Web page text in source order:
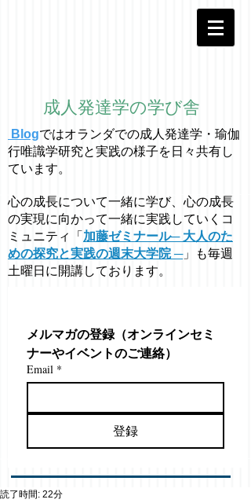
成人発達学の学び舎
Blogではオラ ンダでの成人発達学・ 瑜伽
行唯識学研究と実践の様子を日々共有し
ています。
心の成長について一緒に学び、心の成長
の実現に向かって一緒に実践していくコ
ミュニティ「 加藤ゼミナール─ 大人のた
めの探究と実践の週末大学院 ─」も毎週
土曜日に開講しております。
メルマガの登録（オンラインセミ
ナーやイベントのご連絡）
Email *
登録
読了時間: 22分